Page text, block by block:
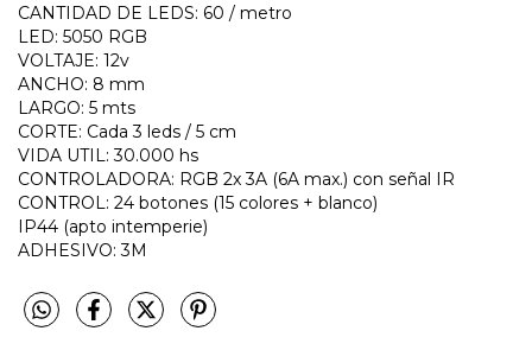
CANTIDAD DE LEDS: 60 / metro
LED: 5050 RGB
VOLTAJE: 12v
ANCHO: 8 mm
LARGO: 5 mts
CORTE: Cada 3 leds / 5 cm
VIDA UTIL: 30.000 hs
CONTROLADORA: RGB 2x 3A (6A max.) con señal IR
CONTROL: 24 botones (15 colores + blanco)
IP44 (apto intemperie)
ADHESIVO: 3M